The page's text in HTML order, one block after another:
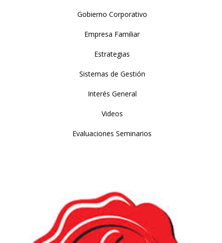
Gobierno Corporativo
Empresa Familiar
Estrategias
Sistemas de Gestión
Interés General
Videos
Evaluaciones Seminarios